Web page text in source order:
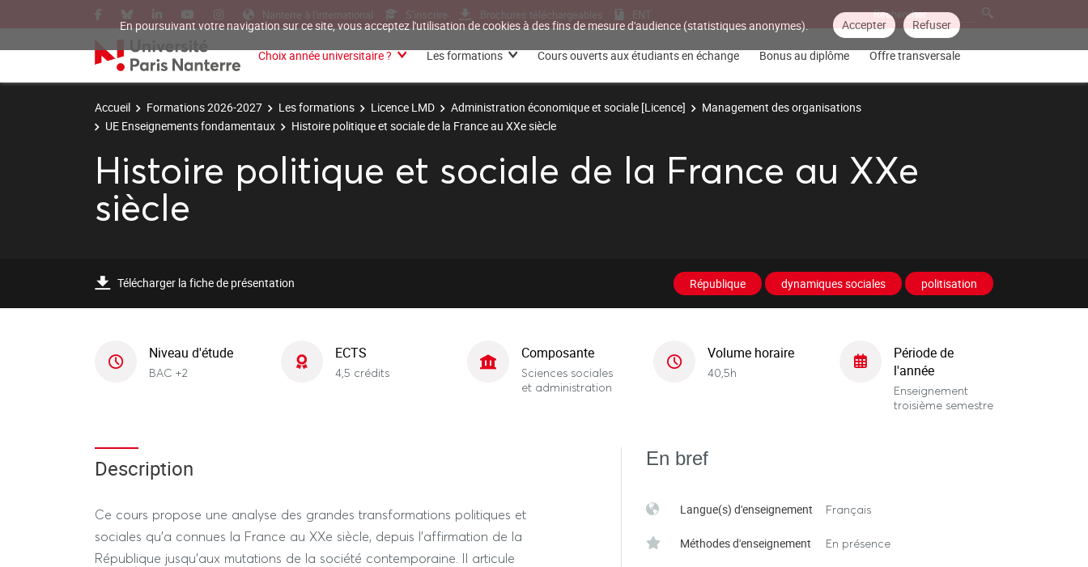
En poursuivant votre navigation sur ce site, vous acceptez l'utilisation de cookies à des fins de mesure d'audience (statistiques anonymes). Accepter Refuser
Nanterre à l'international S'inscrire Brochures téléchargeables ENT
Choix année universitaire ? Les formations Cours ouverts aux étudiants en échange Bonus au diplôme Offre transversale
Accueil Formations 2026-2027 Les formations Licence LMD Administration économique et sociale [Licence]
Management des organisations
UE Enseignements fondamentaux
Histoire politique et sociale de la France au XXe siècle
Histoire politique et sociale de la France au XXe
siècle
Télécharger la fiche de présentation République dynamiques sociales politisation
Niveau d'étude
BAC +2
ECTS
4,5 crédits
Composante
Sciences sociales
et administration
Volume horaire
40,5h
Période de
l'année
Enseignement
troisième semestre
Description
Ce cours propose une analyse des grandes transformations politiques et
sociales qu'a connues la France au XXe siècle, depuis l'affirmation de la
République jusqu'aux mutations de la société contemporaine. Il articule
En bref
Langue(s) d'enseignement Français
Méthodes d'enseignement En présence